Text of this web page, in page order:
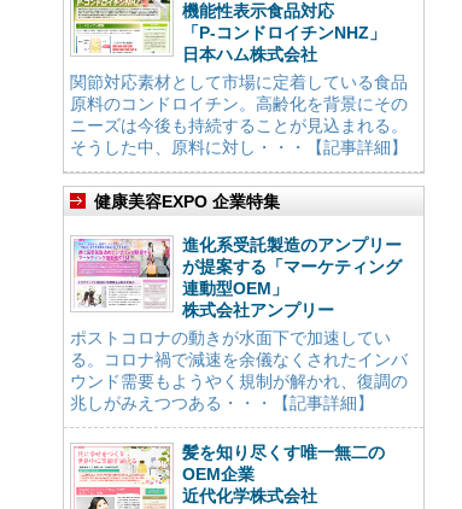
機能性表示食品対応
「P-コンドロイチンNHZ」
日本ハム株式会社
関節対応素材として市場に定着している食品
原料のコンドロイチン。高齢化を背景にその
ニーズは今後も持続することが見込まれる。
そうした中、原料に対し・・・【記事詳細】
健康美容EXPO 企業特集
進化系受託製造のアンプリー
が提案する「マーケティング
連動型OEM」
株式会社アンプリー
ポストコロナの動きが水面下で加速してい
る。コロナ禍で減速を余儀なくされたインバ
ウンド需要もようやく規制が解かれ、復調の
兆しがみえつつある・・・【記事詳細】
髪を知り尽くす唯一無二の
OEM企業
近代化学株式会社